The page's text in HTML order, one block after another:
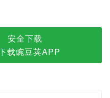
安全下载
载豌豆荚APP